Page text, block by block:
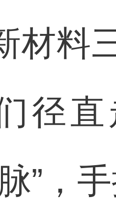
材料
径
”，